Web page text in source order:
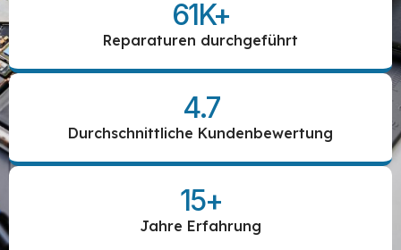
Reparaturen durchgeführt
61K+
Durchschnittliche Kundenbewertung
4.7
Jahre Erfahrung
15+